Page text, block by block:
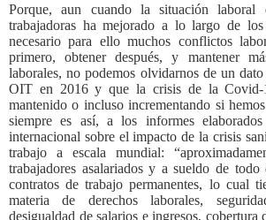
Porque, aun cuando la situación laboral
trabajadoras ha mejorado a lo largo de
necesario para ello muchos conflictos
primero, obtener después, y mantener
laborales, no podemos olvidarnos de un
OIT en 2016 y que la crisis de la Covid-
mantenido o incluso incrementando si
siempre es así, a los informes
internacional sobre el impacto de la crisis
trabajo a escala mundial:
trabajadores asalariados y a sueldo de
contratos de trabajo permanentes, lo cual
materia de derechos laborales,
desigualdad de salarios e ingresos, cobertura